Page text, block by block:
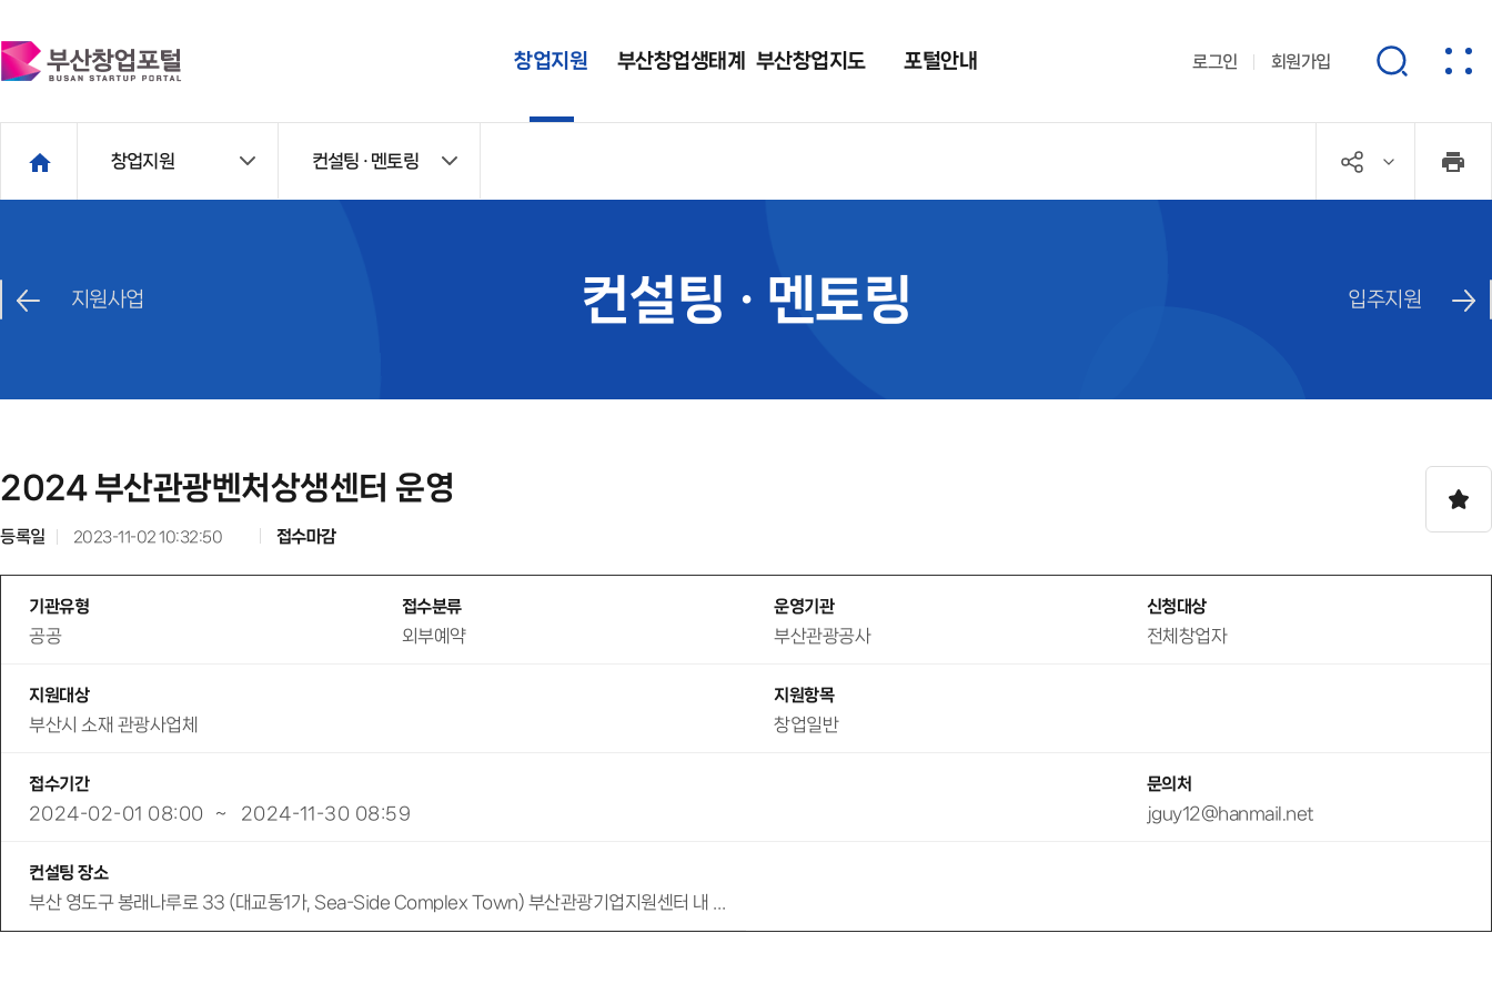
로그인 회원가입
창업지원
컨설팅 · 멘토링
부산창업생태계 부산창업지도 포털안내
자료실
창업지원 컨설팅 · 멘토링
지원사업 컨설팅 · 멘토링 입주지원
2024 부산관광벤처상생센터 운영
등록일 2023-11-02 10:32:50 접수마감
기관유형
공공
접수분류
외부예약
운영기관
부산관광공사
신청대상
전체창업자
지원대상
부산시 소재 관광사업체
지원항목
창업일반
접수기간
2024-02-01 08:00
~ 2024-11-30 08:59
문의처
jguy12@hanmail.net
컨설팅 장소